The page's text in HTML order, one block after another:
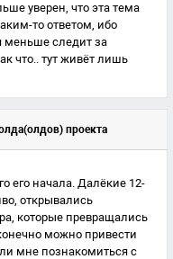
уверен, что эта тема
то ответом, ибо
меньше следит за
что.. тут живёт лишь
проекта
его начала. Далёкие 12-
открывались
которые превращались
можно привести
мне познакомиться с